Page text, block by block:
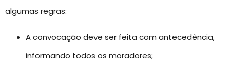
algumas regras:
A convocação deve ser feita com antecedência,
informando todos os moradores;